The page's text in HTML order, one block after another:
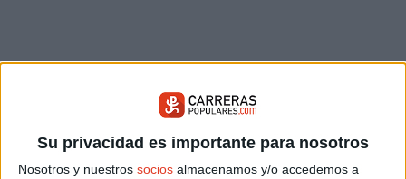
Su privacidad es importante para nosotros
Nosotros y nuestros socios almacenamos y/o accedemos a